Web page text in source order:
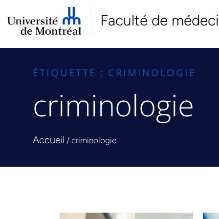
Faculté de
ÉTIQUETTE : CRIMINOLOGIE
criminologie
Accueil /criminologie